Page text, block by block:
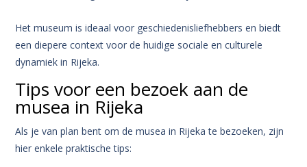
Het museum is ideaal voor geschiedenisliefhebbers en biedt
een diepere context voor de huidige sociale en culturele
dynamiek in Rijeka.
Tips voor een bezoek aan de
musea in Rijeka
Als je van plan bent om de musea in Rijeka te bezoeken, zijn
hier enkele praktische tips: